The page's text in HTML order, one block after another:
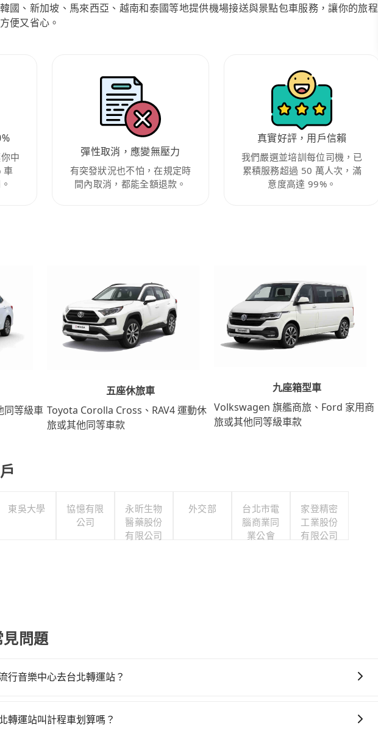
國、新加坡、馬來西亞、越南和泰國等地提供機場接送與景點包車服務，讓你的旅程
便又省心。
中
車
彈性取消，應變無壓力
有突發狀況也不怕，在規定時
間內取消，都能全額退款。
真實好評，用戶信賴
我們嚴選並培訓每位司機，已
累積服務超過 50 萬人次，滿
意度高達 99%。
同等級車
五座休旅車
Toyota Corolla Cross、RAV4 運動休
旅或其他同等車款
九座箱型車
Volkswagen 旗艦商旅、Ford 家用商
旅或其他同等級車款
東吳大學
協憶有限
公司
永昕生物
醫藥股份
有限公司
外交部
台北市電
腦商業同
業公會
家登精密
工業股份
有限公司
問題
行音樂中心去台北轉運站？
你最便宜選擇。註冊完iRent的app後，可以每小時$115~205承租小轎車，每公里
轉運站叫計程車划算嗎？